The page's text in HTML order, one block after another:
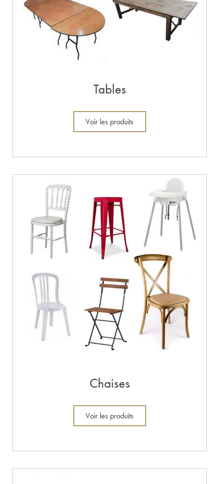
Tables
Voir les produits
Chaises
Voir les produits